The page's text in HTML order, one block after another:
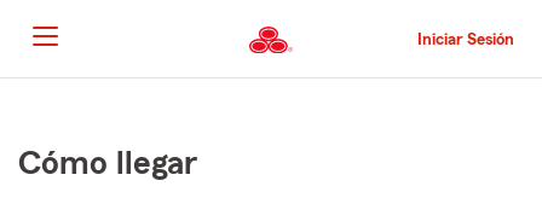
al
contenido
principal
Iniciar Sesión
principal
Cómo llegar